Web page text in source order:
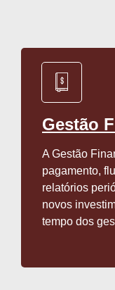
Gestão
A Gestão
pagamento,
relatórios
novos
tempo dos